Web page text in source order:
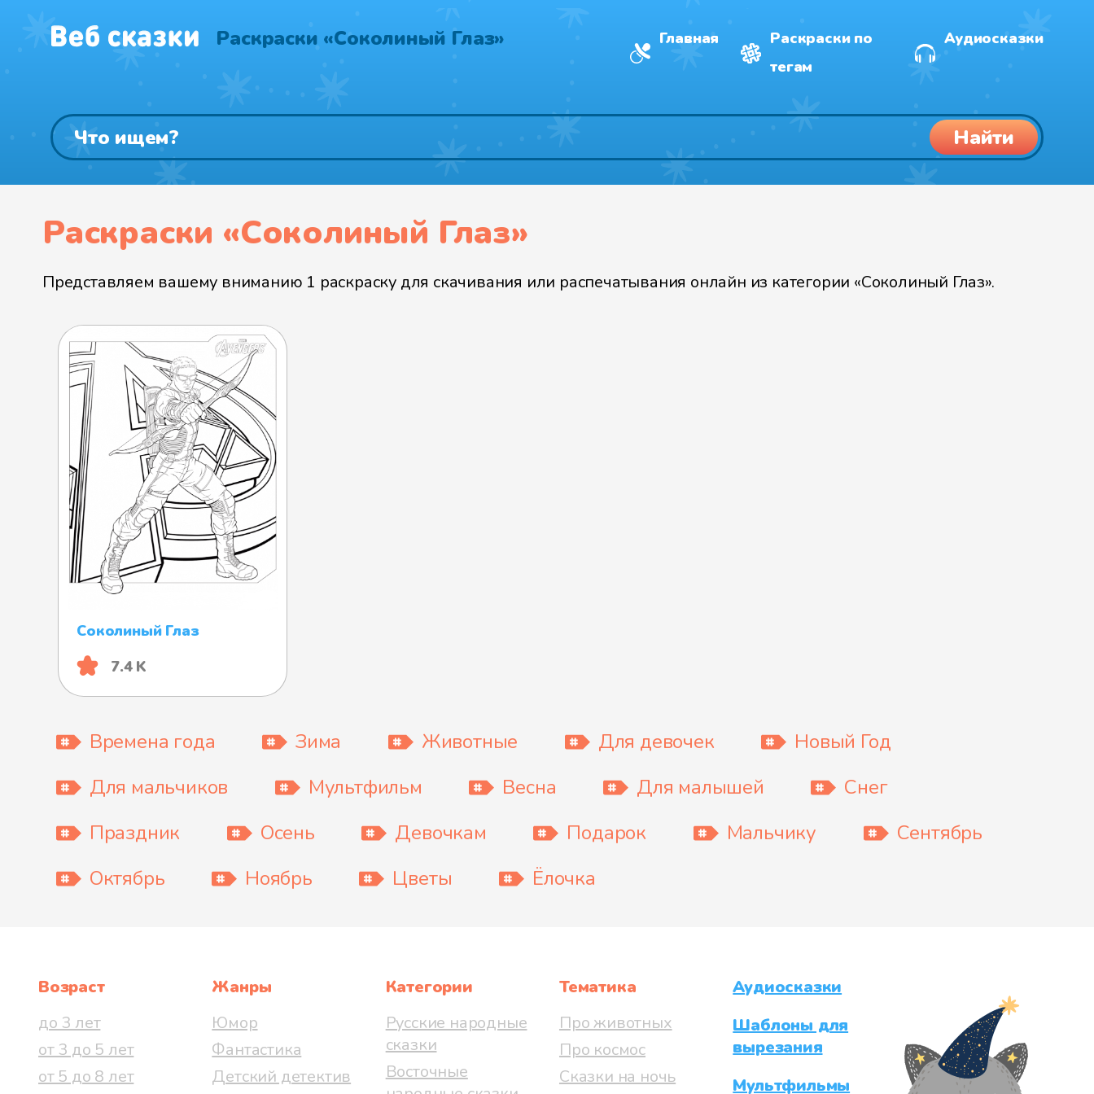
Раскраски «Соколиный Глаз» Главная
Раскраски по
тегам
Аудиосказки
Найти
Раскраски «Соколиный Глаз»
Представляем вашему вниманию 1 раскраску для скачивания или распечатывания онлайн из категории «Соколиный Глаз».
Соколиный Глаз
7.4 K
Времена года Зима Животные Для девочек
Новый Год
Для мальчиков
Мультфильм Весна Для малышей
Снег
Праздник
Осень Девочкам Подарок Мальчику
Сентябрь
Октябрь
Ноябрь Цветы Ёлочка
Возраст
до 3 лет
от 3 до 5 лет
от 5 до 8 лет
Жанры
Юмор
Фантастика
Детский детектив
Категории
Русские народные
сказки
Восточные
Тематика
Про животных
Про космос
Сказки на ночь
Аудиосказки
Шаблоны для
вырезания
Мультфильмы